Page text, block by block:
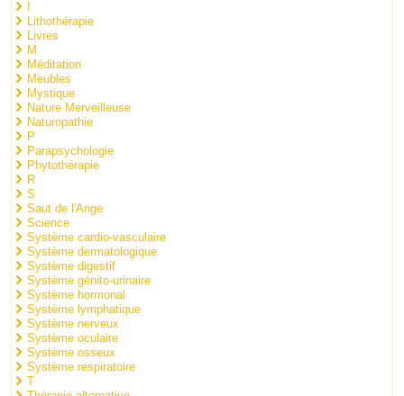
Lithothérapie
Livres
M
Méditation
Meubles
Mystique
Nature Merveilleuse
Naturopathie
P
Parapsychologie
Phytothérapie
R
S
Saut de l'Ange
Science
Système cardio-vasculaire
Système dermatologique
Système digestif
Système génito-urinaire
Système hormonal
Système lymphatique
Système nerveux
Système oculaire
Système osseux
Système respiratoire
T